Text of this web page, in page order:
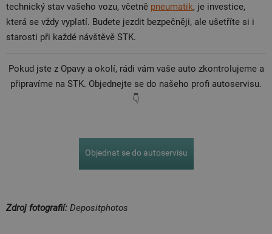
technický stav vašeho vozu, včetně pneumatik, je investice,
která se vždy vyplatí. Budete jezdit bezpečněji, ale ušetříte si i
starosti při každé návštěvě STK.
Pokud jste z Opavy a okolí, rádi vám vaše auto zkontrolujeme a
připravíme na STK. Objednejte se do našeho profi autoservisu.
👇
Objednat se do autoservisu
Zdroj fotografií: Depositphotos